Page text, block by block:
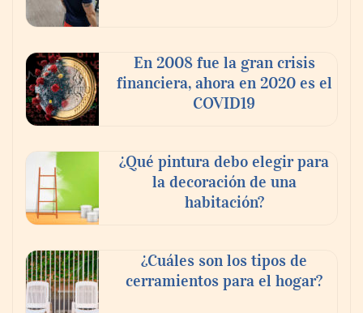
En 2008 fue la gran crisis
financiera, ahora en 2020 es el
COVID19
¿Qué pintura debo elegir para
la decoración de una
habitación?
¿Cuáles son los tipos de
cerramientos para el hogar?